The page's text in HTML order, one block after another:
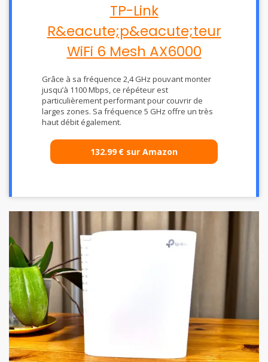
TP-Link
R&eacute;p&eacute;teur
WiFi 6 Mesh AX6000
Grâce à sa fréquence 2,4 GHz pouvant monter
jusqu’à 1100 Mbps, ce répéteur est
particulièrement performant pour couvrir de
larges zones. Sa fréquence 5 GHz offre un très
haut débit également.
132.99€ sur Amazon